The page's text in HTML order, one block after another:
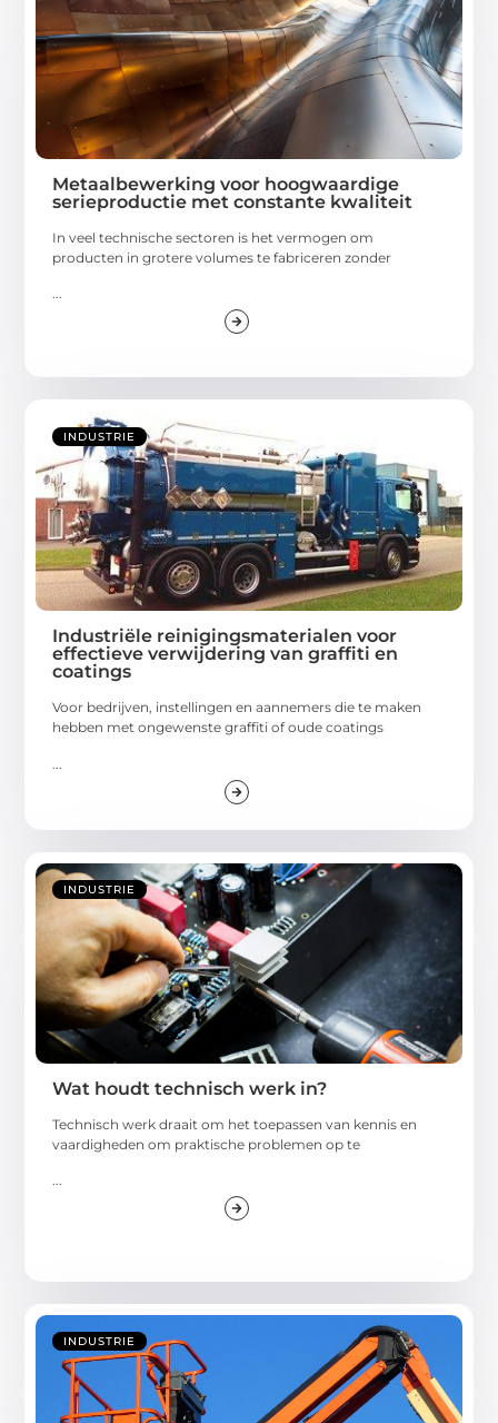
Metaalbewerking voor hoogwaardige
serieproductie met constante kwaliteit
In veel technische sectoren is het vermogen om
producten in grotere volumes te fabriceren zonder
...
INDUSTRIE
Industriële reinigingsmaterialen voor
effectieve verwijdering van graffiti en
coatings
Voor bedrijven, instellingen en aannemers die te maken
hebben met ongewenste graffiti of oude coatings
INDUSTRIE
Wat houdt technisch werk in?
Technisch werk draait om het toepassen van kennis en
vaardigheden om praktische problemen op te
...
INDUSTRIE